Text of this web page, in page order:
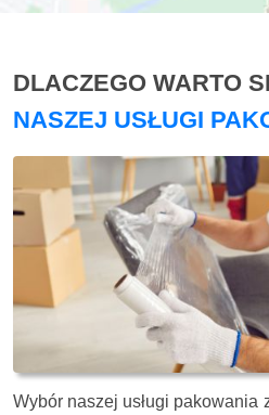
DLACZEGO WARTO
NASZEJ USŁUGI
Wybór naszej usługi pakowania